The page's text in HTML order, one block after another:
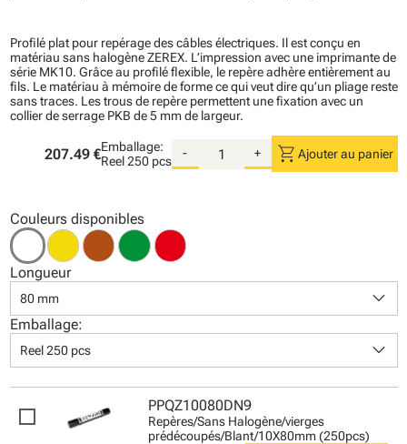
Profilé plat pour repérage des câbles électriques. Il est conçu en
matériau sans halogène ZEREX. L’impression avec une imprimante de
série MK10. Grâce au profilé flexible, le repère adhère entièrement au
fils. Le matériau à mémoire de forme ce qui veut dire qu’un pliage reste
sans traces. Les trous de repère permettent une fixation avec un
collier de serrage PKB de 5 mm de largeur.
207.49 €Emballage:
Reel250 pcs
- + shopping_cart Ajouter au panier
Couleurs disponibles
Longueur
80 mm keyboard_arrow_down
Emballage:
Reel 250 pcs keyboard_arrow_down
PPQZ10080DN9
Repères/Sans Halogène/vierges
prédécoupés/Blant/10X80mm (250pcs)